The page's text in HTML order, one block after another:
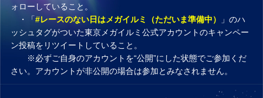
ォローしていること。
・「#レースのない日はメガイルミ（ただいま準備中）
」のハ
ッシュタグがついた東京メガイルミ公式アカウントのキャンペー
ン投稿をリツイートしていること。
※必ずご自身のアカウントを“公開”にした状態でご参加くだ
さい。アカウントが非公開の場合は参加とみなされません。